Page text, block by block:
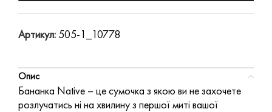
Артикул: 505-1_10778
Опис
Бананка Native – це сумочка з якою ви не захочете
розлучатись ні на хвилину з першої миті вашої